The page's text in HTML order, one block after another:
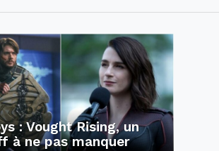
: Vought Rising, un
à ne pas manquer